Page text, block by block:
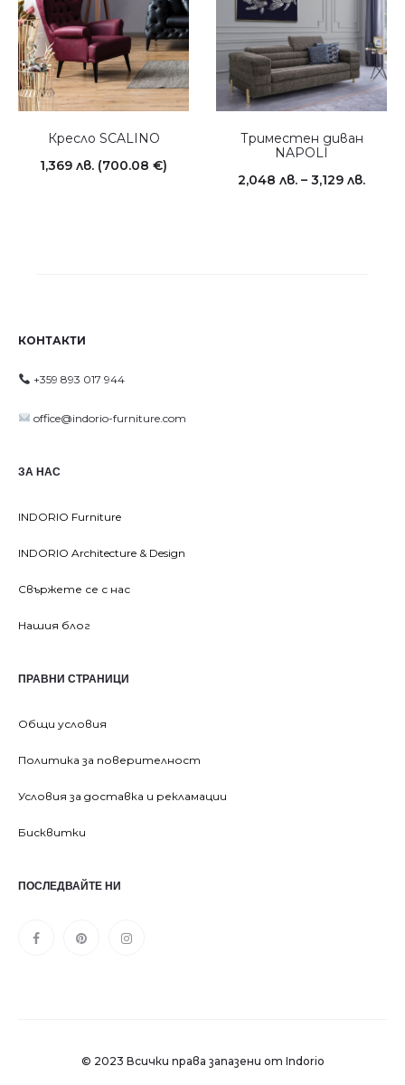
Кресло SCALINO
1,369 лв. (700.08 €)
Триместен диван
NAPOLI
2,048 лв. – 3,129 лв.
КОНТАКТИ
+359 893 017 944
office@indorio-furniture.com
ЗА НАС
INDORIO Furniture
INDORIO Architecture & Design
Свържете се с нас
Нашия блог
ПРАВНИ СТРАНИЦИ
Общи условия
Политика за поверителност
Условия за доставка и рекламации
Бисквитки
ПОСЛЕДВАЙТЕ НИ
© 2023 Всички права запазени от Indorio